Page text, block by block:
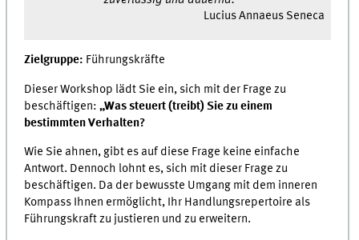
Lucius Annaeus Seneca
Zielgruppe: Führungskräfte
Dieser Workshop lädt Sie ein, sich mit der Frage zu
beschäftigen:„Was steuert (treibt) Sie zu einem
bestimmten Verhalten?
Wie Sie ahnen, gibt es auf diese Frage keine einfache
Antwort. Dennoch lohnt es, sich mit dieser Frage zu
beschäftigen. Da der bewusste Umgang mit dem inneren
Kompass Ihnen ermöglicht, Ihr Handlungsrepertoire als
Führungskraft zu justieren und zu erweitern.